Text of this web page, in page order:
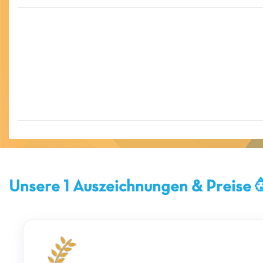
Unsere 1 Auszeichnungen & Preise